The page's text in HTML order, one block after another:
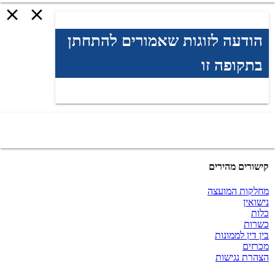
הודעה לזוגות שאמורים להתחתן
בתקופה זו
קישורים מהירים
מחלקות המועצה
נישואין
כלות
כשרות
בין דין לממונות
מכרזים
הצהרת נגישות